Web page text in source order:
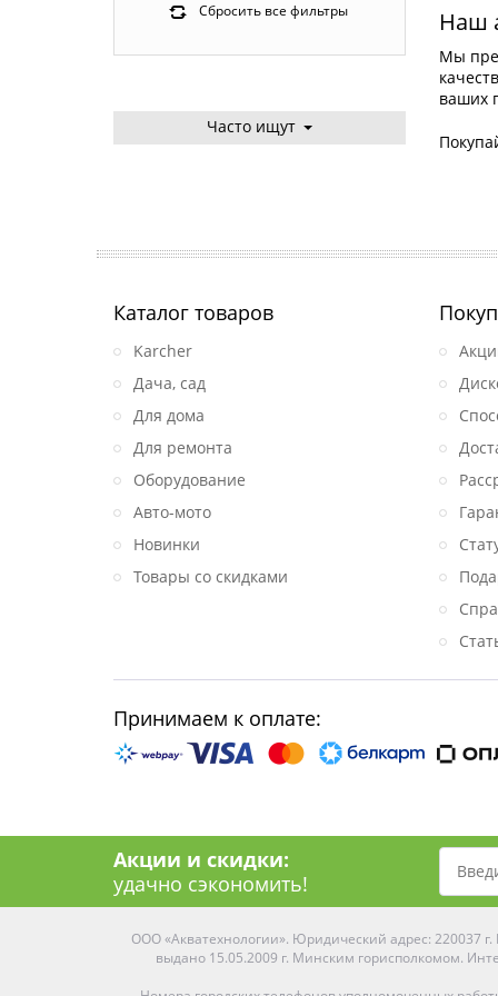
Сбросить все фильтры
Часто ищут
Наш
Мы
ваших
Каталог товаров
Karcher
Дача, сад
Для дома
Для ремонта
Оборудование
Авто-мото
Новинки
Товары со скидками
Принимаем к оплате:
Акции и скидки:
удачно сэкономить!
ООО «Акватехнологии». Юридический адрес: 220037
выдано 15.05.2009 г. Минским горисполкомом.